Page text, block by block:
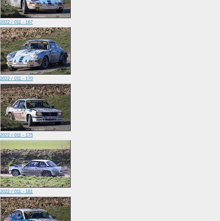
2022 / 011 - 167
2022 / 011 - 170
2022 / 011 - 175
2022 / 011 - 181